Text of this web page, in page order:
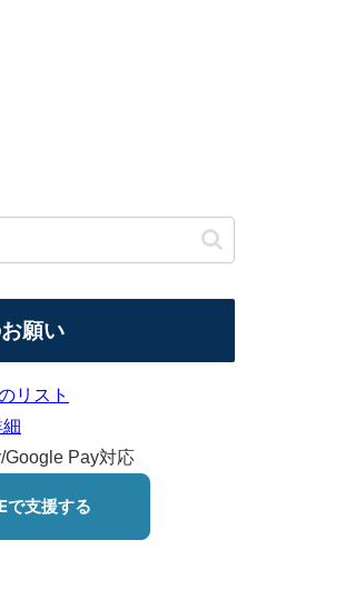
願い
リスト
Google Pay対応